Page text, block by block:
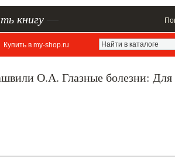
книгу
Купить в my-shop.ru
О.А. Глазные болезни: Для